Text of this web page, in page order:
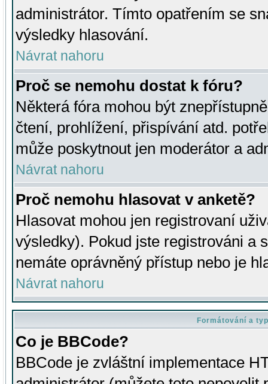
administrátor. Tímto opatřením se
výsledky hlasování.
Návrat nahoru
Proč se nemohu dostat k fóru?
Některá fóra mohou být
čtení, prohlížení, přispívání atd.
může poskytnout jen moderátor a
Návrat nahoru
Proč nemohu hlasovat v anketě?
Hlasovat mohou jen registrovaní
výsledky). Pokud jste registrováni a
nemáte oprávněný přístup nebo je
Návrat nahoru
Formátování a
Co je BBCode?
BBCode je zvláštní implementace